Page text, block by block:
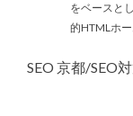
をベースと
的HTMLホ
SEO 京都/SEO